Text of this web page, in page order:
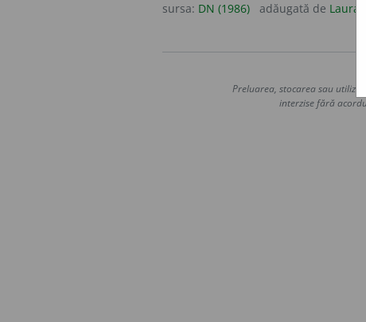
sursa: DN (1986) adăugată de
Preluarea, stocarea sau
interzise fără